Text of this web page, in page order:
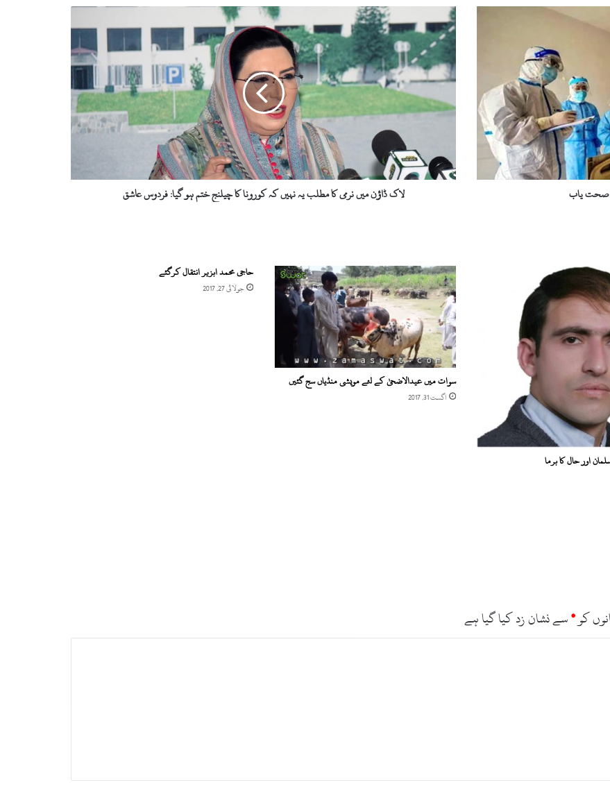
صحت یاب
لاک
ڈاؤن
میں
نرمی
کا
مطلب
یہ
نہیں
کا
چیلنج
ختم لاک ڈاؤن میں نرمی کا مطلب یہ نہیں کہ کورونا کا چیلنج ختم ہو گیا: فردوس عاشق
اور حال کا برما
سوات میں عیدالاضحیٰ کے لئے مویشی منڈیاں سج گئیں
اگست 31, 2017
حاجی محمد ابزیر انتقال کرگئے
جولائی 27, 2017
کو*سے نشان زد کیا گیا ہے